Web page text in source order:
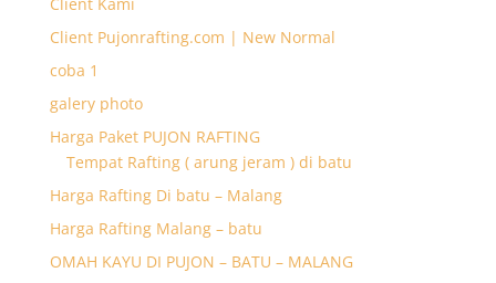
Client Pujonrafting.com | New Normal
coba 1
galery photo
Harga Paket PUJON RAFTING
Tempat Rafting ( arung jeram ) di batu
Harga Rafting Di batu – Malang
Harga Rafting Malang – batu
OMAH KAYU DI PUJON – BATU – MALANG